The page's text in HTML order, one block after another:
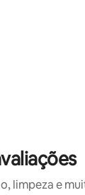
limpeza e